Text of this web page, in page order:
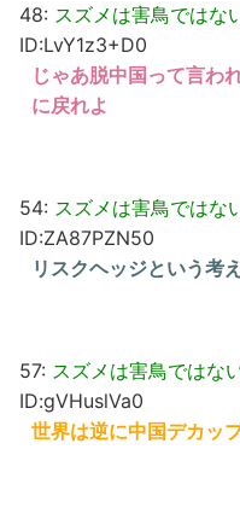
48: スズメは害鳥ではな
ID:LvY1z3+D0
じゃあ脱中国って言わ
に戻れよ
54: スズメは害鳥ではな
ID:ZA87PZN50
リスクヘッジという考
57: スズメは害鳥ではな
ID:gVHuslVa0
世界は逆に中国デカッ